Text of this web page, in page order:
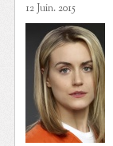
12 Juin. 2015